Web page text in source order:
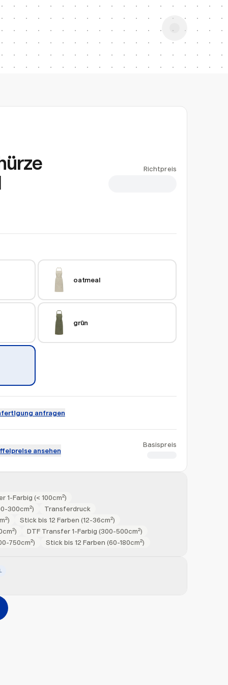
Richtpreis
oatmeal
grün
anfragen
ansehen
Basispreis
1-Farbig (< 100cm²)
300cm²)
Transferdruck
Stick bis 12 Farben (12-36cm²)
DTF Transfer 1-Farbig (300-500cm²)
750cm²)
Stick bis 12 Farben (60-180cm²)